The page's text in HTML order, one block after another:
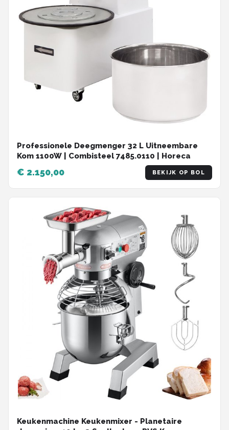
Professionele Deegmenger 32 L Uitneembare
Kom 1100W | Combisteel 7485.0110 | Horeca
€ 2.150,00 BEKIJK OP BOL
Keukenmachine Keukenmixer - Planetaire